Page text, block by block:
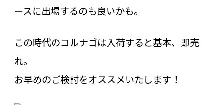
ースに出場するのも良いかも。
この時代のコルナゴは入荷すると基本、即売
れ。
お早めのご検討をオススメいたします！